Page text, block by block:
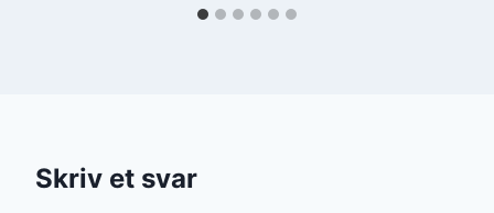
Skriv et svar